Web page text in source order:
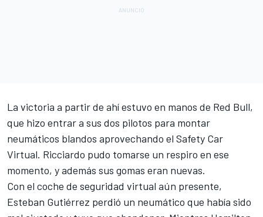
La victoria a partir de ahí estuvo en manos de Red Bull,
que hizo entrar a sus dos pilotos para montar
neumáticos blandos aprovechando el Safety Car
Virtual. Ricciardo pudo tomarse un respiro en ese
momento, y además sus gomas eran nuevas.
Con el coche de seguridad virtual aún presente,
Esteban Gutiérrez perdió un neumático que había sido